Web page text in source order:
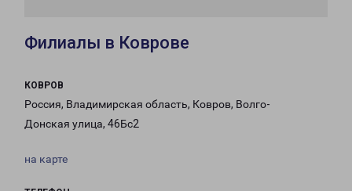
Филиалы в Коврове
КОВРОВ
Россия, Владимирская область, Ковров, Волго-
Донская улица, 46Бс2
на карте